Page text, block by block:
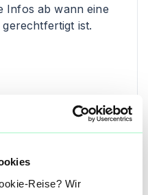
Reise? Wir
Infos ab wann eine
gerechtfertigt ist.